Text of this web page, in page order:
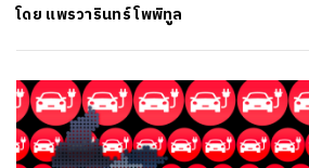
โดย แพรวารินทร์ โพพิทูล